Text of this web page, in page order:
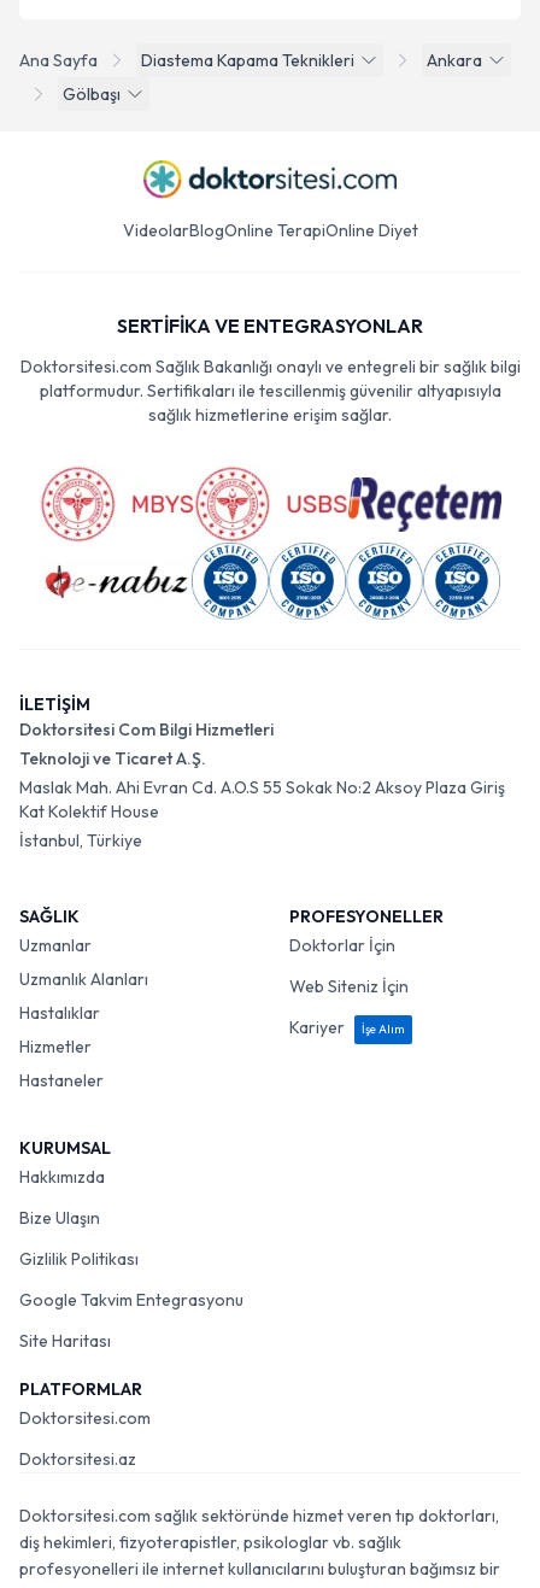
Ana Sayfa Diastema Kapama Teknikleri
Ankara
Gölbaşı
VideolarBlogOnline TerapiOnline Diyet
SERTİFİKA VE ENTEGRASYONLAR
Doktorsitesi.com Sağlık Bakanlığı onaylı ve entegreli bir sağlık bilgi
platformudur. Sertifikaları ile tescillenmiş güvenilir altyapısıyla
sağlık hizmetlerine erişim sağlar.
İLETİŞİM
Doktorsitesi Com Bilgi Hizmetleri
Teknoloji ve Ticaret A.Ş.
Maslak Mah. Ahi Evran Cd. A.O.S 55 Sokak No:2 Aksoy Plaza Giriş
Kat Kolektif House
İstanbul, Türkiye
SAĞLIK
Uzmanlar
Uzmanlık Alanları
Hastalıklar
Hizmetler
Hastaneler
PROFESYONELLER
Doktorlar İçin
Web Siteniz İçin
Kariyer
İşe Alım
KURUMSAL
Hakkımızda
Bize Ulaşın
Gizlilik Politikası
Google Takvim Entegrasyonu
Site Haritası
PLATFORMLAR
Doktorsitesi.com
Doktorsitesi.az
Doktorsitesi.com sağlık sektöründe hizmet veren tıp doktorları,
diş hekimleri, fizyoterapistler, psikologlar vb. sağlık
profesyonelleri ile internet kullanıcılarını buluşturan bağımsız bir